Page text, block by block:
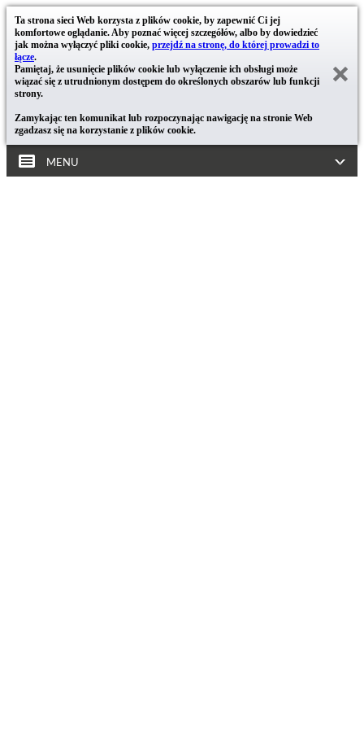
Ta strona sieci Web korzysta z plików cookie, by zapewnić Ci jej
komfortowe oglądanie. Aby poznać więcej szczegółów, albo by dowiedzieć
jak można wyłączyć pliki cookie, przejdź na stronę, do której prowadzi to
łącze.
Pamiętaj, że usunięcie plików cookie lub wyłączenie ich obsługi może
wiązać się z utrudnionym dostępem do określonych obszarów lub funkcji
strony.
Zamykając ten komunikat lub rozpoczynając nawigację na stronie Web
zgadzasz się na korzystanie z plików cookie.
MENU